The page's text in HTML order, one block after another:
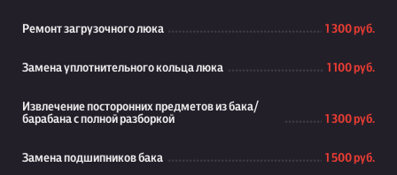
Ремонт загрузочного люка 1 300 руб.
Замена уплотнительного кольца люка 1 100 руб.
Извлечение посторонних предметов из бака/
барабана с полной разборкой
1 300 руб.
Замена подшипников бака 1 500 руб.